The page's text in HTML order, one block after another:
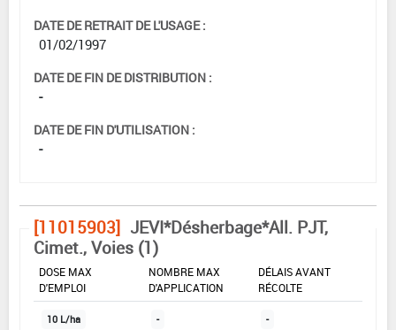
DATE DE RETRAIT DE L'USAGE :
01/02/1997
DATE DE FIN DE DISTRIBUTION :
-
DATE DE FIN D'UTILISATION :
-
[11015903] JEVI*Désherbage*All. PJT,
Cimet., Voies (1)
DOSE MAX
D'EMPLOI
NOMBRE MAX
D'APPLICATION
DÉLAIS AVANT
RÉCOLTE
10 L/ha - -